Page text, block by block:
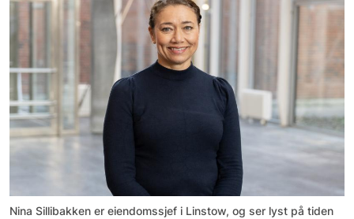
Nina Sillibakken er eiendomssjef i Linstow, og ser lyst på tiden